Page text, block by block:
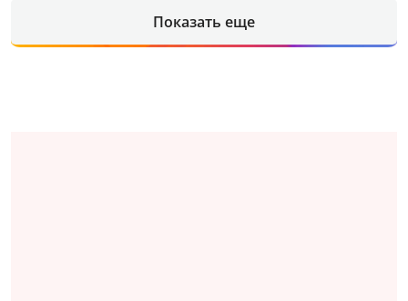
Показать еще